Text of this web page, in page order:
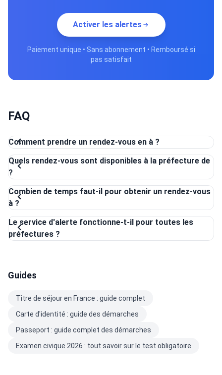
Activer les alertes
Paiement unique • Sans abonnement • Remboursé si
pas satisfait
FAQ
Comment prendre un rendez-vous en à ?
Quels rendez-vous sont disponibles à la préfecture de
?
Combien de temps faut-il pour obtenir un rendez-vous
à ?
Le service d'alerte fonctionne-t-il pour toutes les
préfectures ?
Guides
Titre de séjour en France : guide complet
Carte d'identité : guide des démarches
Passeport : guide complet des démarches
Examen civique 2026 : tout savoir sur le test obligatoire